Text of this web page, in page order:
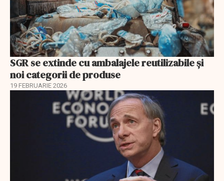
SGR se extinde cu ambalajele reutilizabile și
noi categorii de produse
19 FEBRUARIE 2026